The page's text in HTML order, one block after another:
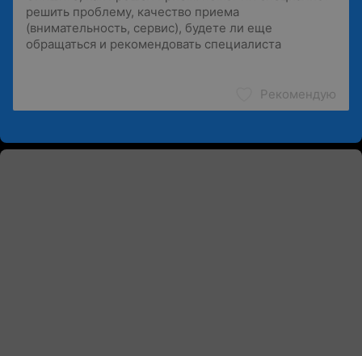
Рекомендую